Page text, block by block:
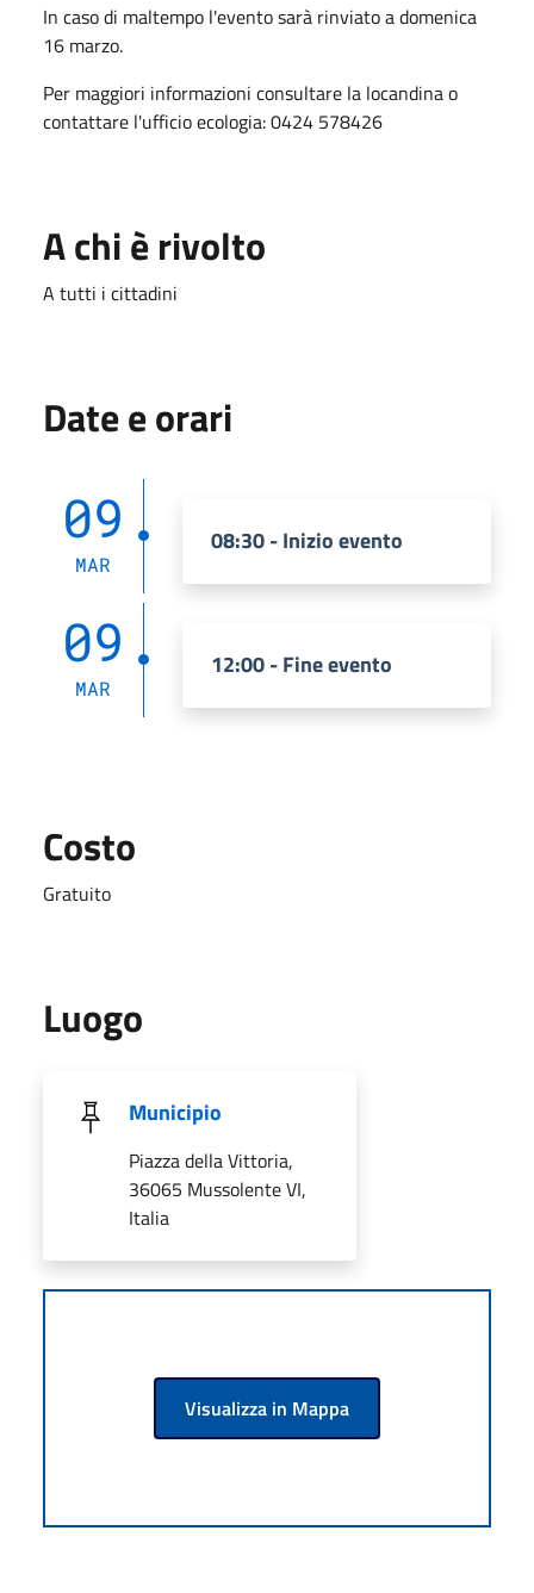
In caso di maltempo l'evento sarà rinviato a domenica
16 marzo.
Per maggiori informazioni consultare la locandina o
contattare l'ufficio ecologia: 0424 578426
A chi è rivolto
A tutti i cittadini
Date e orari
09
MAR
08:30 - Inizio evento
09
MAR
12:00 - Fine evento
Costo
Gratuito
Luogo
Municipio
Piazza della Vittoria,
36065 Mussolente VI,
Italia
Visualizza in Mappa